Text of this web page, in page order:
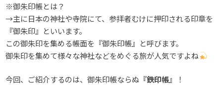
※御朱印帳とは？
→主に日本の神社や寺院にて、参拝者むけに押印される印章を
『御朱印』といいます。
この御朱印を集める帳面を『御朱印帳』と呼びます。
御朱印を集めて様々な神社などをめぐる旅が人気ですよね
今回、ご紹介するのは、御朱印帳ならぬ 『鉄印帳』
！